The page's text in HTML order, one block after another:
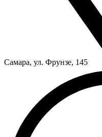
Самара, ул. Фрунзе, 145